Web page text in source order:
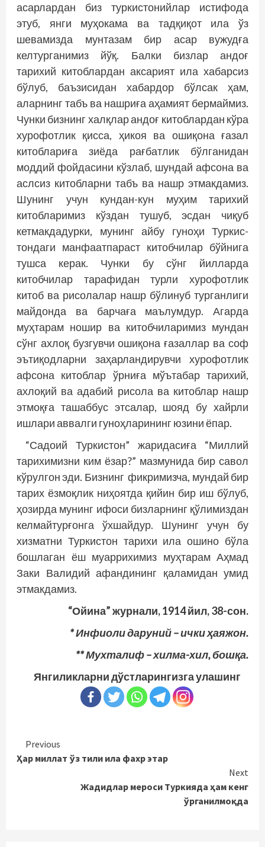
асарлардан биз туркистонийлар истифода
этуб, янги муҳокама ва тадқиқот ила ўз
шевамизда мунтазам бир асар вужудға
келтурганимиз йўқ. Балки бизлар андоғ
тарихий китоблардан аксарият ила хабарсиз
бўлуб, баъзисидан хабардор бўлсак ҳам,
аларнинг табъ ва нашриға аҳамият бермаймиз.
Чунки бизнинг халқлар андоғ китоблардан кўра
хурофотлик қисса, ҳикоя ва ошиқона ғазал
китоблариға зиёда рағбатлик бўлганидан
моддий фойдасини кўзлаб, шундай афсона ва
аслсиз китобларни табъ ва нашр этмакдамиз.
Шунинг учун кундан-кун муҳим тарихий
китобларимиз кўздан тушуб, эсдан чиқуб
кетмакдадурки, мунинг айбу гуноҳи Туркис­
тондаги манфаатпараст китобчилар бўйнига
тушса керак. Чунки бу сўнг йилларда
китобчилар тарафидан турли хурофотлик
китоб ва рисолалар нашр бўлинуб турганлиги
майдонда ва барчаға маълумдур. Агарда
муҳтарам ношир ва китобчиларимиз мундан
сўнг ахлоқ бузгувчи ошиқона ғазаллар ва соф
эъти­қодларни заҳарландирувчи хурофотлик
афсона китоблар ўрниға мўътабар тарихий,
ахлоқий ва адабий рисола ва китоблар нашр
этмоқға ташаббус этсалар, шояд бу хайрли
ишлари аввалги гуноҳларининг юзини ёпар.
“Садоий Туркистон” жаридасиға “Миллий
тарихимизни ким ёзар?” мазмунида бир савол
кўрулгон эди. Бизнинг фикримизча, мундай бир
тарих ёзмоқлик ниҳоятда қийин бир иш бўлуб,
ҳозирда мунинг ифоси бизларнинг қўлимиздан
келмайтурғонга ўхшайдур. Шунинг учун бу
хизматни Туркистон тарихи ила ошино бўла
бошлаган ёш муаррихимиз муҳтарам Аҳмад
Заки Валидий афандининг қаламидан умид
этмакдамиз.
“Ойина” журнали, 1914 йил, 38-сон.
* Инфиоли даруний – ички ҳаяжон.
** Мухталиф – хилма-хил, бошқа.
Янгиликларни дўстларингизга улашинг
Continue
Reading
Previous
Ҳар миллат ўз тили ила фахр этар
Next
Жадидлар мероси Туркияда ҳам кенг
ўрганилмоқда